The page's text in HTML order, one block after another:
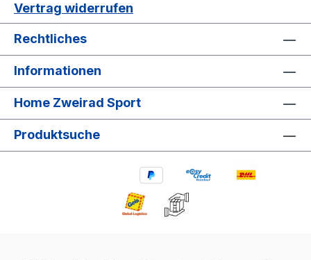
Vertrag widerrufen
Rechtliches
Informationen
Home Zweirad Sport
Produktsuche